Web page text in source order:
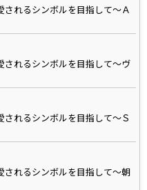
れるシンボルを目指して～Ａ
されるシンボルを目指して～ヴ
れるシンボルを目指して～Ｓ
されるシンボルを目指して～朝